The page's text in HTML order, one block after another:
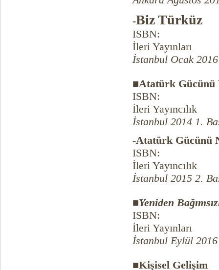
-Biz Türküz
ISBN:
İleri Yayınları
İstanbul Ocak
■Atatürk Gücünü
ISBN:
İleri Yayıncılık
İstanbul 2014 1.
-Atatürk Gücünü
ISBN:
İleri Yayıncılık
İstanbul 2015 2.
■Yeniden
ISBN:
İleri Yayınları
İstanbul Eylül
■Kişisel Gelişim